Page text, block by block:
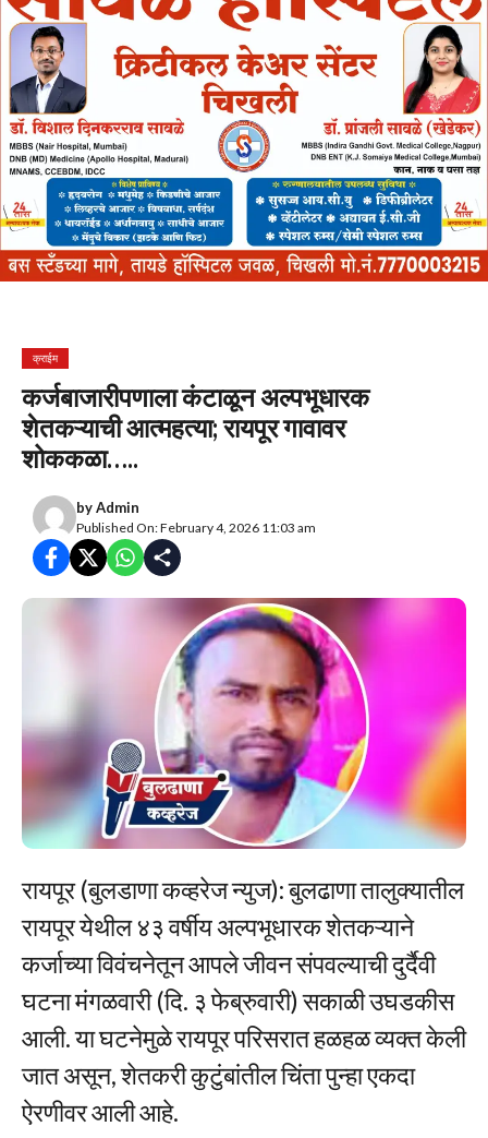
क्राईम
कर्जबाजारीपणाला कंटाळून अल्पभूधारक
शेतकऱ्याची आत्महत्या; रायपूर गावावर
शोककळा…..
byAdmin
Published On: February 4, 2026 11:03 am
रायपूर (बुलडाणा कव्हरेज न्युज): बुलढाणा तालुक्यातील
रायपूर येथील ४३ वर्षीय अल्पभूधारक शेतकऱ्याने
कर्जाच्या विवंचनेतून आपले जीवन संपवल्याची दुर्दैवी
घटना मंगळवारी (दि. ३ फेब्रुवारी) सकाळी उघडकीस
आली. या घटनेमुळे रायपूर परिसरात हळहळ व्यक्त केली
जात असून, शेतकरी कुटुंबांतील चिंता पुन्हा एकदा
ऐरणीवर आली आहे.